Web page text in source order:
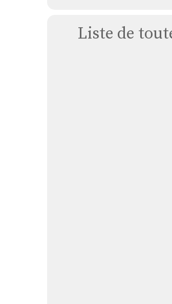
Liste de